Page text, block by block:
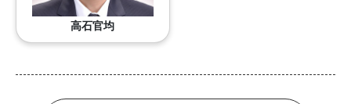
高石官均